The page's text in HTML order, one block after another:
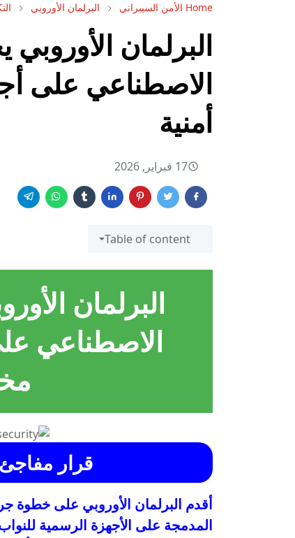
Home الأمن السيبراني البرلمان الأوروبي
البرلمان
الاصطناعي على
أمنية
17 فبراير, 2026
Table of content
البرلمان
الاصطناعي
قرار
أقدم البرلمان الأوروبي على خطوة
المدمجة على الأجهزة الرسمية